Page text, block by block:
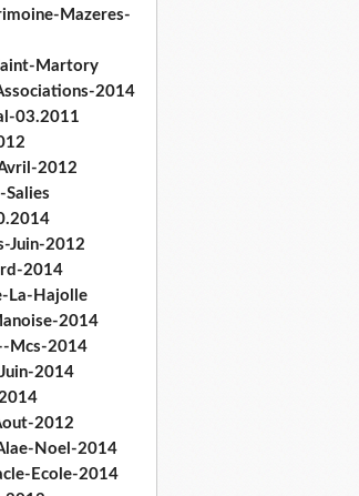
Mazeres-
Martory
2014
03.2011
2012
Juin-2012
2014
La-Hajolle
2014
Mcs-2014
2014
2012
Noel-2014
Ecole-2014